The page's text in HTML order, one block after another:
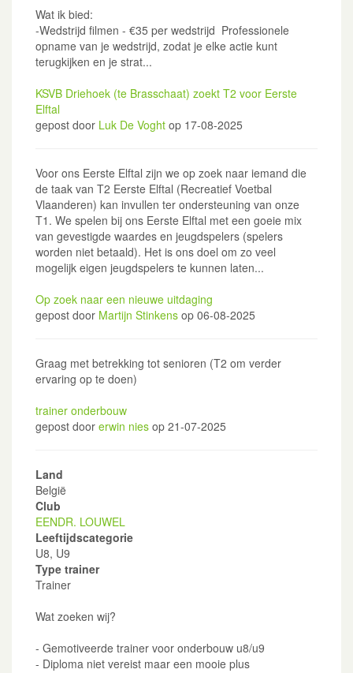
Wat ik bied:
-Wedstrijd filmen - €35 per wedstrijd Professionele
opname van je wedstrijd, zodat je elke actie kunt
terugkijken en je strat...
KSVB Driehoek (te Brasschaat) zoekt T2 voor Eerste
Elftal
gepost door Luk De Voght op 17-08-2025
Voor ons Eerste Elftal zijn we op zoek naar iemand die
de taak van T2 Eerste Elftal (Recreatief Voetbal
Vlaanderen) kan invullen ter ondersteuning van onze
T1. We spelen bij ons Eerste Elftal met een goeie mix
van gevestigde waardes en jeugdspelers (spelers
worden niet betaald). Het is ons doel om zo veel
mogelijk eigen jeugdspelers te kunnen laten...
Op zoek naar een nieuwe uitdaging
gepost door Martijn Stinkens op 06-08-2025
Graag met betrekking tot senioren (T2 om verder
ervaring op te doen)
trainer onderbouw
gepost door erwin nies op 21-07-2025
Land
België
Club
EENDR. LOUWEL
Leeftijdscategorie
U8, U9
Type trainer
Trainer
Wat zoeken wij?
- Gemotiveerde trainer voor onderbouw u8/u9
- Diploma niet vereist maar een mooie plus